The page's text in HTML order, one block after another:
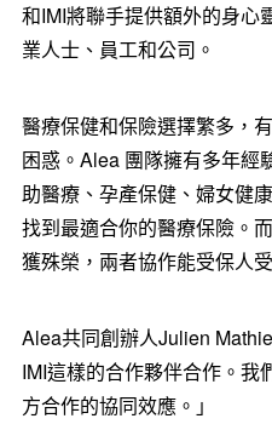
和IMI將聯手提供額外的身心
業人士、員工和公司。
醫療保健和保險選擇繁多，
困惑。Alea 團隊擁有多年經
助醫療、孕產保健、婦女健
找到最適合你的醫療保險。
獲殊榮，兩者協作能受保人
Alea共同創辦人Julien
IMI這樣的合作夥伴合作。我
方合作的協同效應。」